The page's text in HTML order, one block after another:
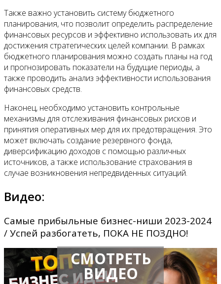
Также важно установить систему бюджетного
планирования, что позволит определить распределение
финансовых ресурсов и эффективно использовать их для
достижения стратегических целей компании. В рамках
бюджетного планирования можно создать планы на год
и прогнозировать показатели на будущие периоды, а
также проводить анализ эффективности использования
финансовых средств.
Наконец, необходимо установить контрольные
механизмы для отслеживания финансовых рисков и
принятия оперативных мер для их предотвращения. Это
может включать создание резервного фонда,
диверсификацию доходов с помощью различных
источников, а также использование страхования в
случае возникновения непредвиденных ситуаций.
Видео:
Самые прибыльные бизнес-ниши 2023-2024
/ Успей разбогатеть, ПОКА НЕ ПОЗДНО!
СМОТРЕТЬ
ВИДЕО